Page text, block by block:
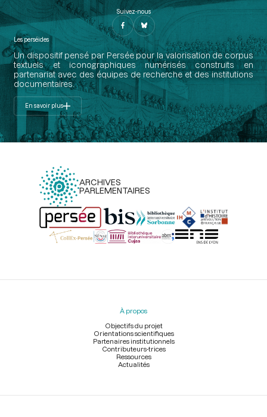
Suivez-nous
Les perséides
Un dispositif pensé par Persée pour la valorisation de corpus
textuels et iconographiques numérisés construits en
partenariat avec des équipes de recherche et des institutions
documentaires.
En savoir plus
ARCHIVES
PARLEMENTAIRES
Menu
À propos
Objectifs du projet
Orientations scientifiques
Partenaires institutionnels
Contributeurs-trices
Ressources
Actualités